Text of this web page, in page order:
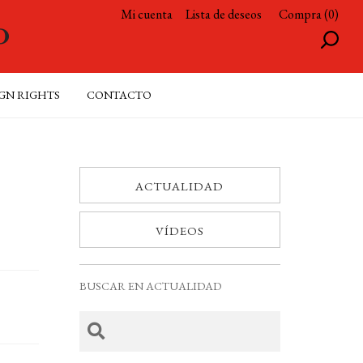
Mi cuenta Lista de deseos Compra (0)
RIGHTS CONTACTO
ACTUALIDAD
VÍDEOS
BUSCAR EN ACTUALIDAD